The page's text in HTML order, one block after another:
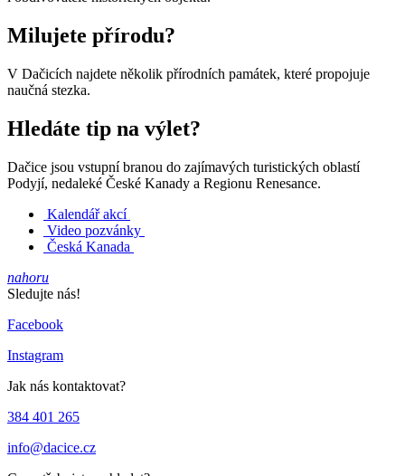
Milujete přírodu?
V Dačicích najdete několik přírodních památek, které propojuje
naučná stezka.
Hledáte tip na výlet?
Dačice jsou vstupní branou do zajímavých turistických oblastí
Podyjí, nedaleké České Kanady a Regionu Renesance.
Kalendář akcí
Video pozvánky
Česká Kanada
nahoru
Sledujte nás!
Facebook
Instagram
Jak nás kontaktovat?
384 401 265
info@dacice.cz